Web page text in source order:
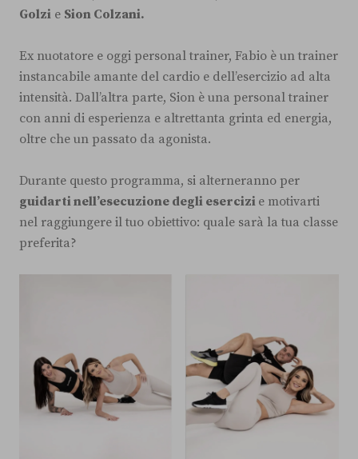
Golzi e Sion Colzani.
Ex nuotatore e oggi personal trainer, Fabio è un trainer
instancabile amante del cardio e dell’esercizio ad alta
intensità. Dall’altra parte, Sion è una personal trainer
con anni di esperienza e altrettanta grinta ed energia,
oltre che un passato da agonista.
Durante questo programma, si alterneranno per
guidarti nell’esecuzione degli esercizi e motivarti
nel raggiungere il tuo obiettivo: quale sarà la tua classe
preferita?